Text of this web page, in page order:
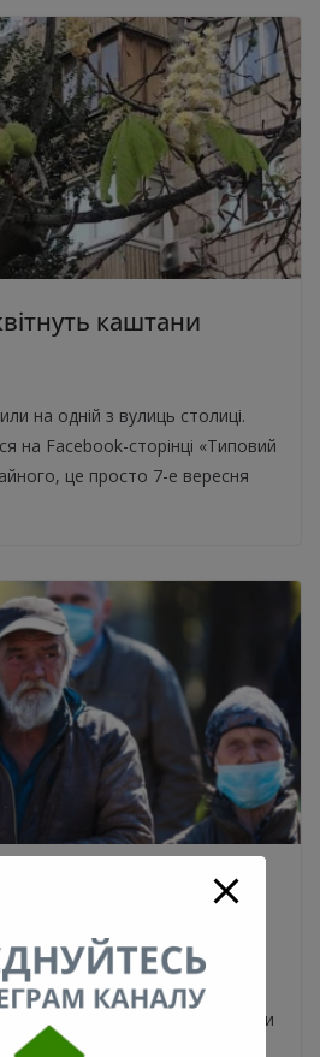
каштани
на одній з вулиць столиці.
на Facebook-сторінці «Типовий
це просто 7-е вересня
про безхатьків в
«Неізольовані» зняли учасники
«Життя буремне» і творці